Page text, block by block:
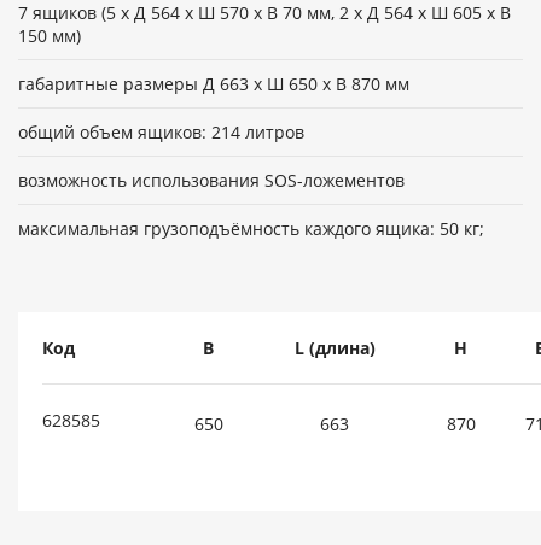
7 ящиков (5 x Д 564 x Ш 570 x В 70 мм, 2 x Д 564 x Ш 605 x В
150 мм)
габаритные размеры Д 663 x Ш 650 x В 870 мм
общий объем ящиков: 214 литров
возможность использования SOS-ложементов
максимальная грузоподъёмность каждого ящика: 50 кг;
Код B L (длина) H
628585 650 663 870